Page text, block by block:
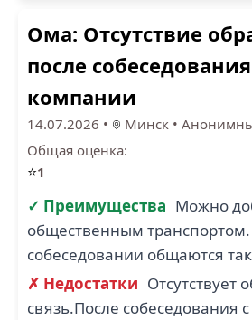
Ома: Отсутствие
после
компании
14.07.2026 • Минск •
Общая оценка:
⭐1
✓ Преимущества Можно
общественным
собеседовании общаются
✗ Недостатки Отсутствует
связь.После собеседования